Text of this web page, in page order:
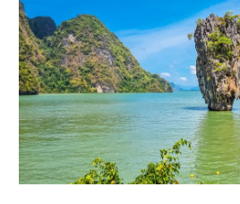
la
baie
de
Phang
Nga
:
sites
à
voir